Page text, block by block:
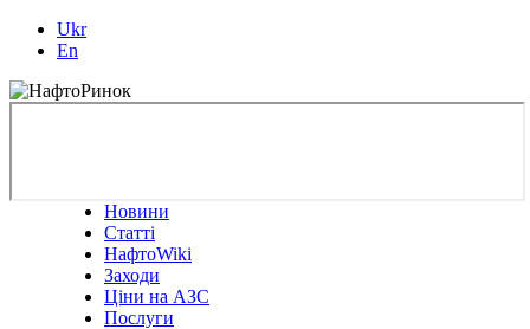
Ukr
En
Новини
Статті
НафтоWiki
Заходи
Ціни на АЗС
Послуги